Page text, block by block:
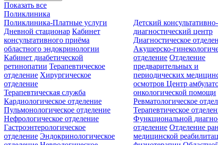
Показать все
Поликлиника
Поликлиника-Платные услуги
Дневной стационар Кабинет
консультативного приёма
областного эндокринологии
Кабинет диабетической
ретинопатии Терапевтическое
отделение Хирургическое
отделение
Детский консультативно-
диагностический центр
Диагностическое
Акушерско-
отделение Отделение
предварительных и
периодических
осмотровЦентр
онкологической помощи
Терапевтическая служба
Кардиологическое отделение
Пульмонологическое отделение
Нефрологическое отделение
Гастроэнтерологическое
отделение Эндокринологическое
Ревматологическое
Терапевтическое
Функциональной
отделение Отделение
медицинской